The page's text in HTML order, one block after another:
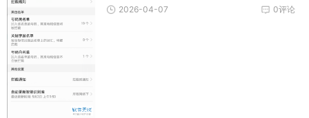
0评论
2026-04-07